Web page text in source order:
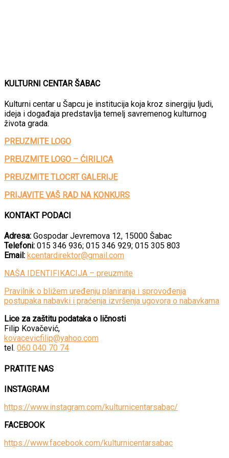
KULTURNI CENTAR ŠABAC
Kulturni centar u Šapcu je institucija koja kroz sinergiju ljudi,
ideja i događaja predstavlja temelj savremenog kulturnog
života grada.
PREUZMITE LOGO
PREUZMITE LOGO – ĆIRILICA
PREUZMITE TLOCRT GALERIJE
PRIJAVITE VAŠ RAD NA KONKURS
KONTAKT PODACI
Adresa: Gospodar Jevremova 12, 15000 Šabac
Telefoni: 015 346 936; 015 346 929; 015 305 803
Email: kcentardirektor@gmail.com
NAŠA IDENTIFIKACIJA – preuzmite
Pravilnik o bližem uređenju planiranja i sprovođenja
postupaka nabavki i praćenja izvršenja ugovora o nabavkama
Lice za zaštitu podataka o ličnosti
Filip Kovačević,
kovacevicfilip@yahoo.com
tel. 060 040 70 74
PRATITE NAS
INSTAGRAM
https://www.instagram.com/kulturnicentarsabac/
FACEBOOK
https://www.facebook.com/kulturnicentarsabac